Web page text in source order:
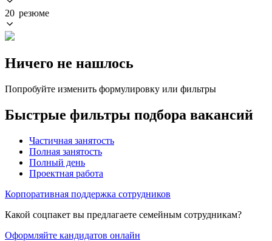
20 резюме
Ничего не нашлось
Попробуйте изменить формулировку или фильтры
Быстрые фильтры подбора вакансий
Частичная занятость
Полная занятость
Полный день
Проектная работа
Корпоративная поддержка сотрудников
Какой соцпакет вы предлагаете семейным сотрудникам?
Оформляйте кандидатов онлайн